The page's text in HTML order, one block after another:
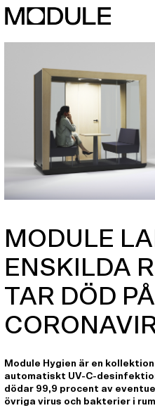
MODULE
ENSKILDA
TAR DÖD PÅ
Module Hygien är en
automatiskt UV-C-
dödar 99,9 procent av
övriga virus och bakterier i